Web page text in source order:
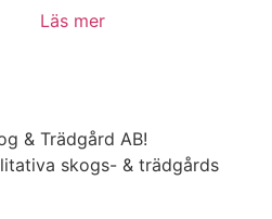
Läs mer
& Trädgård AB!
skogs- & trädgårds